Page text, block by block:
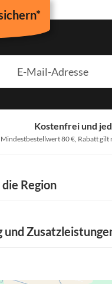
Kostenfrei und
80 €, Rabatt
Region